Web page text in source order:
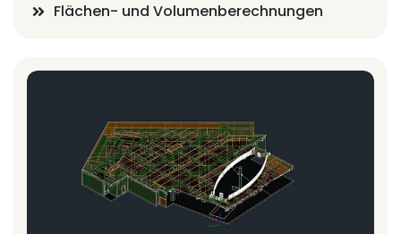
Flächen- und Volumenberechnungen